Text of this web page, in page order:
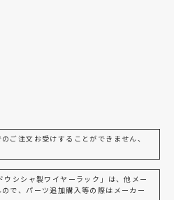
ご注文お受けすることができません、
ウシシャ製ワイヤーラック」は、他メー
で、パーツ追加購入等の際はメーカー